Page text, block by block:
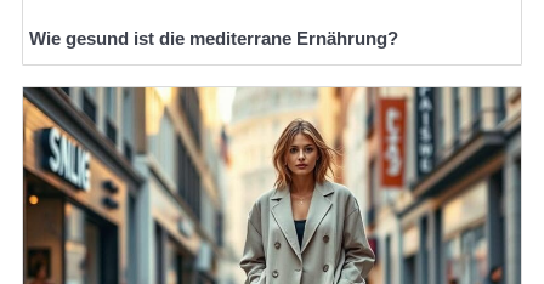
Wie gesund ist die mediterrane Ernährung?